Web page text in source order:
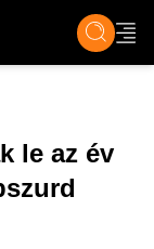
ÉLET TECH &
le az év